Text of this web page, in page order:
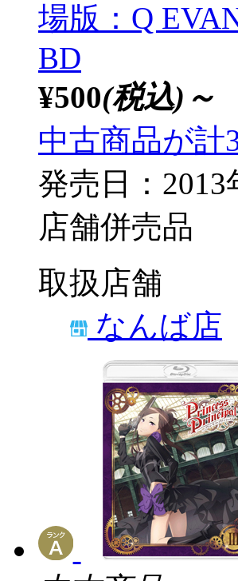
場版：Q
BD
¥500(税込)～
中古商品が計
発売日：
店舗併売品
取扱店舗
なんば店